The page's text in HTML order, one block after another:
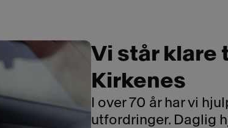
Vi står klare
Kirkenes
I over 70 år har vi
utfordringer. Daglig